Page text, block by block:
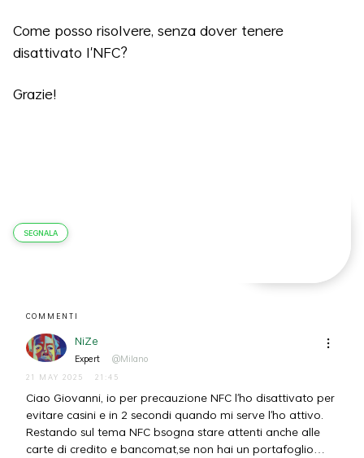
Come posso risolvere, senza dover tenere
disattivato l'NFC?
Grazie!
SEGNALA
COMMENTI
NiZe
Expert @Milano
21 MAY 2025 21:45
Ciao Giovanni, io per precauzione NFC l'ho disattivato per
evitare casini e in 2 secondi quando mi serve l'ho attivo.
Restando sul tema NFC bsogna stare attenti anche alle
carte di credito e bancomat,se non hai un portafoglio